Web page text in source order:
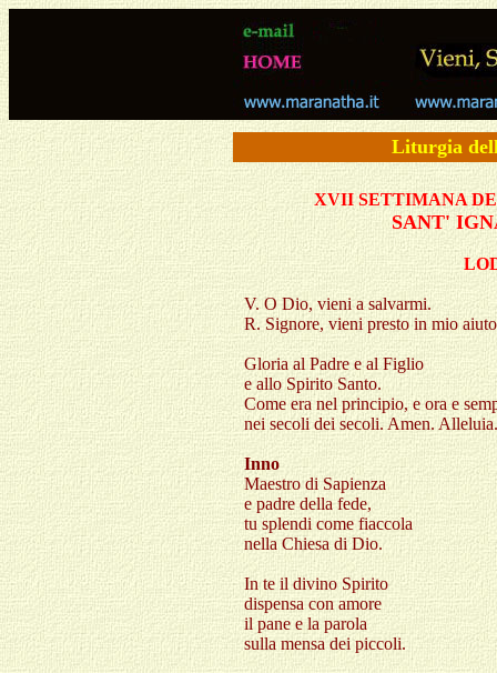
Liturgia
XVIISETTIMANA
SANT'
V. O Dio, vieni a salvarmi.
R. Signore, vieni presto in mio
Gloria al Padre e al Figlio
e allo Spirito Santo.
Come era nel principio, e ora e
nei secoli dei secoli. Amen. Alleluia.
Inno
Maestro di Sapienza
e padre della fede,
tu splendi come fiaccola
nella Chiesa di Dio.
In te il divino Spirito
dispensa con amore
il pane e la parola
sulla mensa dei piccoli.